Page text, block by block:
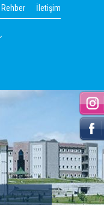
Rehber İletişim